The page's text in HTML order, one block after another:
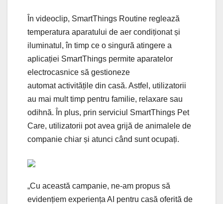
În videoclip, SmartThings Routine reglează
temperatura aparatului de aer condiționat și
iluminatul, în timp ce o singură atingere a
aplicației SmartThings permite aparatelor
electrocasnice să gestioneze
automat activitățile din casă. Astfel, utilizatorii
au mai mult timp pentru familie, relaxare sau
odihnă. În plus, prin serviciul SmartThings Pet
Care, utilizatorii pot avea grijă de animalele de
companie chiar și atunci când sunt ocupați.
„Cu această campanie, ne-am propus să
evidențiem experiența AI pentru casă oferită de